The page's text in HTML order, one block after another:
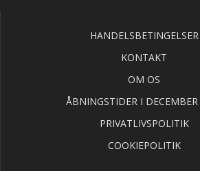
HANDELSBETINGELSER
KONTAKT
OM OS
ÅBNINGSTIDER I
PRIVATLIVSPOLITIK
COOKIEPOLITIK